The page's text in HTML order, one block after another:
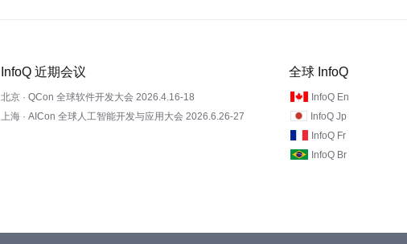
InfoQ 近期会议
北京 · QCon 全球软件开发大会 2026.4.16-18
上海 · AICon 全球人工智能开发与应用大会 2026.6.26-27
全球 InfoQ
InfoQ En
InfoQ Jp
InfoQ Fr
InfoQ Br